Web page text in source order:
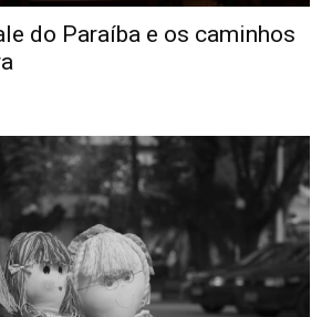
do Paraíba e os caminhos